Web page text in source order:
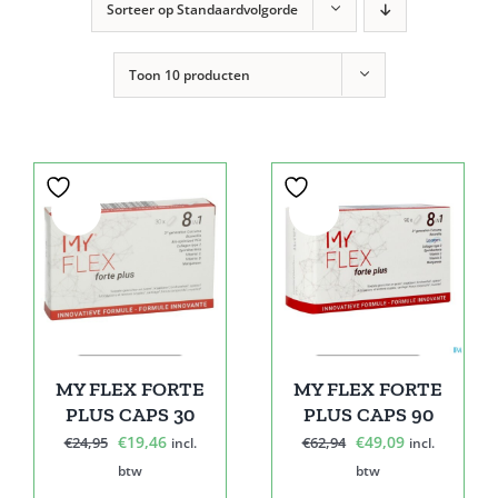
Sorteer opStandaardvolgorde
Toon 10 producten
MY FLEX FORTE
PLUS CAPS 30
€24,95 Oorspronkelijke
prijs
€19,46Huidige
incl.
btw
MY FLEX FORTE
PLUS CAPS 90
€62,94 Oorspronkelijke
prijs
€49,09Huidige
incl.
btw